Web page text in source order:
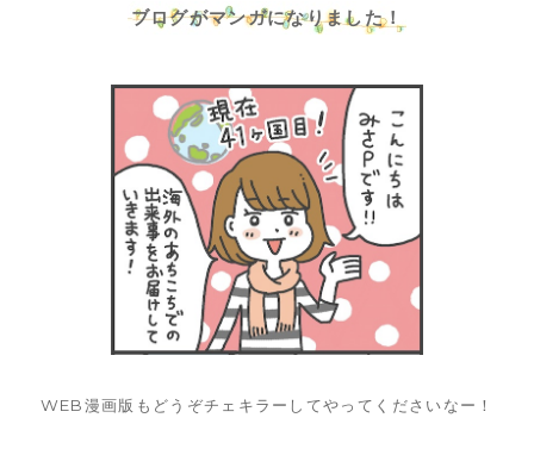
ブログがマンガになりました！
WEB漫画版もどうぞチェキラーしてやってくださいなー！